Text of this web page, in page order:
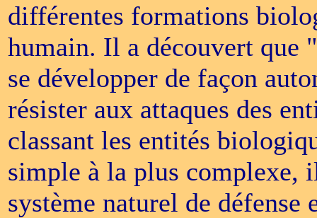
différentes formations
humain. Il a découvert que
se développer de façon
résister aux attaques des
classant les entités
simple à la plus complexe,
système naturel de